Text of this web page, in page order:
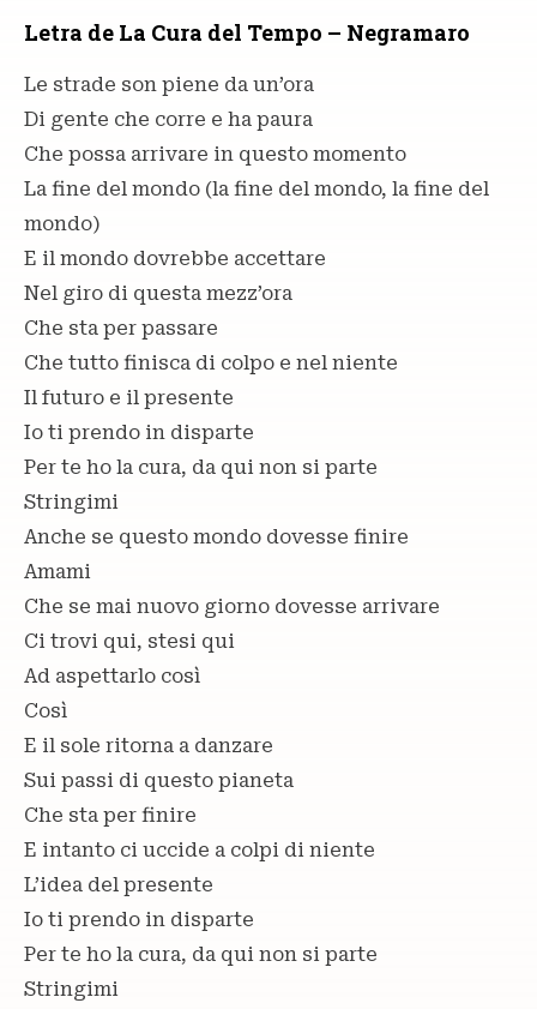
Letra de La Cura del Tempo – Negramaro
Le strade son piene da un’ora
Di gente che corre e ha paura
Che possa arrivare in questo momento
La fine del mondo (la fine del mondo, la fine del
mondo)
E il mondo dovrebbe accettare
Nel giro di questa mezz’ora
Che sta per passare
Che tutto finisca di colpo e nel niente
Il futuro e il presente
Io ti prendo in disparte
Per te ho la cura, da qui non si parte
Stringimi
Anche se questo mondo dovesse finire
Amami
Che se mai nuovo giorno dovesse arrivare
Ci trovi qui, stesi qui
Ad aspettarlo così
Così
E il sole ritorna a danzare
Sui passi di questo pianeta
Che sta per finire
E intanto ci uccide a colpi di niente
L’idea del presente
Io ti prendo in disparte
Per te ho la cura, da qui non si parte
Stringimi